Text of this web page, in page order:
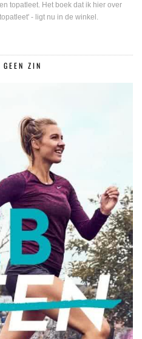
topatleet. Het boek dat ik hier over
- ligt nu in de winkel.
ZIN